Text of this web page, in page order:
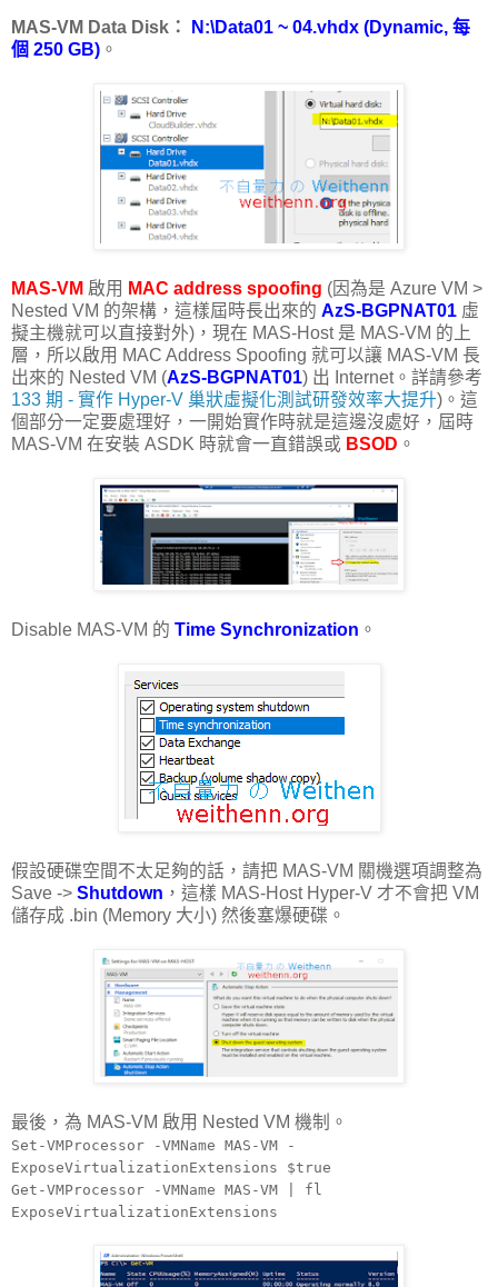
MAS-VM Data Disk：
N:\Data01 ~ 04.vhdx (Dynamic, 每
個 250 GB) 。
MAS-VM 啟用 MAC address spoofing (因為是 Azure VM >
Nested VM 的架構，這樣屆時長出來的 AzS-BGPNAT01 虛
擬主機就可以直接對外)，現在 MAS-Host 是 MAS-VM 的上
層，所以啟用 MAC Address Spoofing 就可以讓 MAS-VM 長
出來的 Nested VM (AzS-BGPNAT01) 出 Internet。詳請參考
133 期 - 實作 Hyper-V 巢狀虛擬化測試研發效率大提升)。這
個部分一定要處理好，一開始實作時就是這邊沒處好，屆時
MAS-VM 在安裝 ASDK 時就會一直錯誤或 BSOD 。
Disable MAS-VM 的 Time Synchronization 。
假設硬碟空間不太足夠的話，請把 MAS-VM 關機選項調整為
Save -> Shutdown ，這樣 MAS-Host Hyper-V 才不會把 VM
儲存成 .bin (Memory 大小) 然後塞爆硬碟。
最後，為 MAS-VM 啟用 Nested VM 機制。
Set-VMProcessor -VMName MAS-VM -
ExposeVirtualizationExtensions $true
Get-VMProcessor -VMName MAS-VM | fl
ExposeVirtualizationExtensions